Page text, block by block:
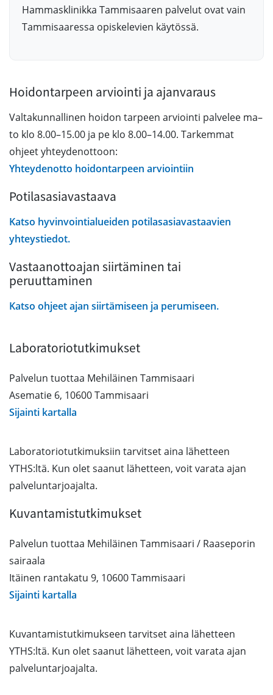
Hammasklinikka Tammisaaren palvelut ovat vain
Tammisaaressa opiskelevien käytössä.
Hoidontarpeen arviointi ja ajanvaraus
Valtakunnallinen hoidon tarpeen arviointi palvelee ma–
to klo 8.00–15.00 ja pe klo 8.00–14.00. Tarkemmat
ohjeet yhteydenottoon:
Yhteydenotto hoidontarpeen arviointiin
Potilasasiavastaava
Katso hyvinvointialueiden potilasasiavastaavien
yhteystiedot.
Vastaanottoajan siirtäminen tai
peruuttaminen
Katso ohjeet ajan siirtämiseen ja perumiseen.
Laboratoriotutkimukset
Palvelun tuottaa Mehiläinen Tammisaari
Asematie 6, 10600 Tammisaari
Sijainti kartalla
Laboratoriotutkimuksiin tarvitset aina lähetteen
YTHS:ltä. Kun olet saanut lähetteen, voit varata ajan
palveluntarjoajalta.
Kuvantamistutkimukset
Palvelun tuottaa Mehiläinen Tammisaari / Raaseporin
sairaala
Itäinen rantakatu 9, 10600 Tammisaari
Sijainti kartalla
Kuvantamistutkimukseen tarvitset aina lähetteen
YTHS:ltä. Kun olet saanut lähetteen, voit varata ajan
palveluntarjoajalta.